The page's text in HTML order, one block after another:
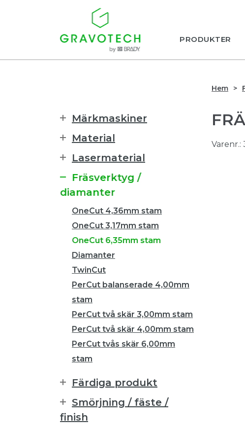
PRODUKTER
Hem
Varenr.:
Märkmaskiner
Material
Lasermaterial
Fräsverktyg /
diamanter
OneCut 4,36mm stam
OneCut 3,17mm stam
OneCut 6,35mm stam
Diamanter
TwinCut
PerCut balanserade 4,00mm
stam
PerCut två skär 3,00mm stam
PerCut två skär 4,00mm stam
PerCut tvås skär 6,00mm
stam
Färdiga produkt
Smörjning / fäste /
finish